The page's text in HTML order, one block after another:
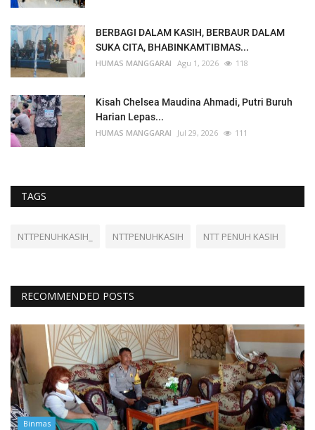
BERBAGI DALAM KASIH, BERBAUR DALAM
SUKA CITA, BHABINKAMTIBMAS...
HUMAS MANGGARAI Agu 1, 2026 118
Kisah Chelsea Maudina Ahmadi, Putri Buruh
Harian Lepas...
HUMAS MANGGARAI Jul 29, 2026 111
TAGS
NTTPENUHKASIH_ NTTPENUHKASIH NTT PENUH KASIH
RECOMMENDED POSTS
Binmas